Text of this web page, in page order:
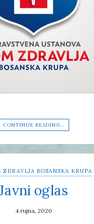
CONTINUE READING…
BOSANSKA KRUPA
oglas
4 rujna, 2020